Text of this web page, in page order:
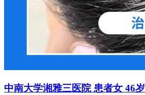
中南大学湘雅三医院 患者女 46岁